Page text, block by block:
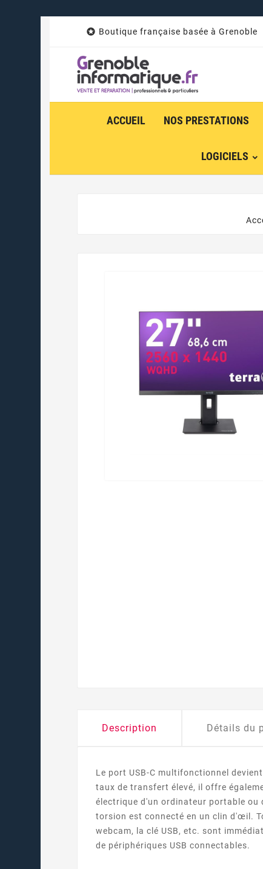
 Boutique française basée à Grenoble
ACCUEIL NOS PRESTATIONS
LOGICIELS
Description Détails du
Le port USB-C multifonctionnel
taux de transfert élevé, il offre
électrique d'un ordinateur portable ou
torsion est connecté en un clin d'œil.
webcam, la clé USB, etc. sont
de périphériques USB connectables.